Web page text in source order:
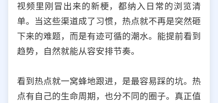
视频里刚冒出来的新梗，都纳入日常的浏览清
单。当这些渠道成了习惯，热点就不再是突然砸
下来的难题，而是有迹可循的潮水。能提前看到
趋势，自然就能从容安排节奏。
看到热点就一窝蜂地跟进，是最容易踩的坑。热
点有自己的生命周期，也分不同的圈子。真正值